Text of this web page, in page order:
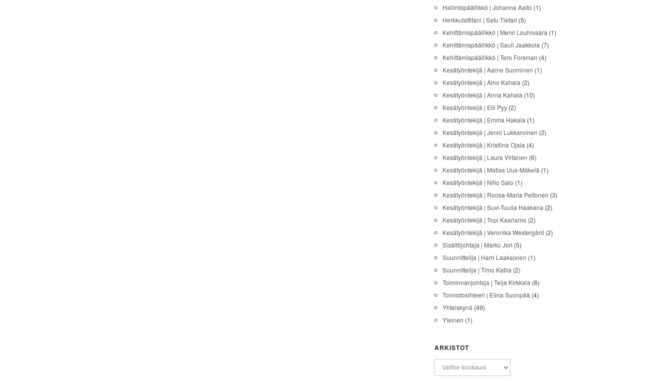
Hallintopäällikkö | Johanna Aalto (1)
Herkkutattifani | Satu Tietari (5)
Kehittämispäällikkö | Mervi Louhivaara (1)
Kehittämispäällikkö | Sauli Jaakkola (7)
Kehittämispäällikkö | Tero Forsman (4)
Kesätyöntekijä | Aarne Suominen (1)
Kesätyöntekijä | Aino Kahala (2)
Kesätyöntekijä | Anna Kahala (10)
Kesätyöntekijä | Elli Pyy (2)
Kesätyöntekijä | Emma Hakala (1)
Kesätyöntekijä | Jenni Lukkaroinen (2)
Kesätyöntekijä | Kristiina Ojala (4)
Kesätyöntekijä | Laura Virtanen (6)
Kesätyöntekijä | Matias Uus-Mäkelä (1)
Kesätyöntekijä | Niilo Salo (1)
Kesätyöntekijä | Roosa-Maria Peltonen (3)
Kesätyöntekijä | Suvi-Tuulia Haakana (2)
Kesätyöntekijä | Topi Kaarlamo (2)
Kesätyöntekijä | Veronika Westergård (2)
Sisältöjohtaja | Marko Jori (5)
Suunnittelija | Harri Laaksonen (1)
Suunnittelija | Timo Katila (2)
Toiminnanjohtaja | Teija Kirkkala (8)
Toimistosihteeri | Elina Suonpää (4)
Yhteiskynä (49)
Yleinen (1)
ARKISTOT